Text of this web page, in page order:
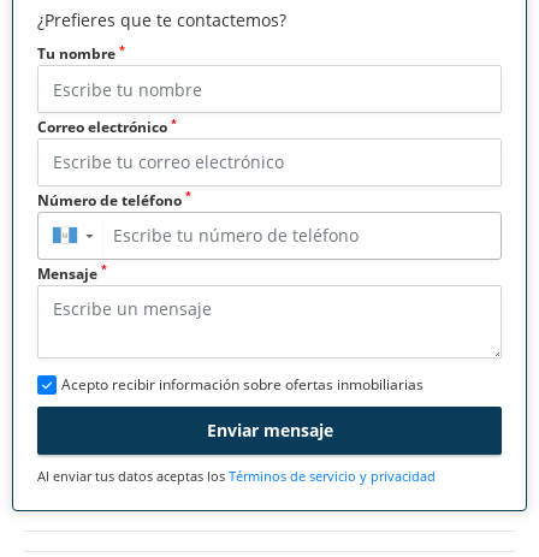
¿Prefieres que te contactemos?
Tu nombre *
Correo electrónico *
Número de teléfono *
▼
Mensaje *
Acepto recibir información sobre ofertas inmobiliarias
Enviar mensaje
Al enviar tus datos aceptas los Términos de servicio y privacidad